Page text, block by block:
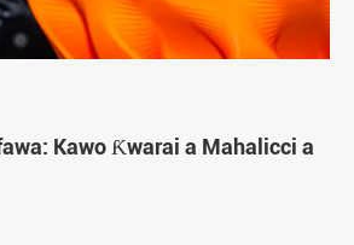
Kawo Ƙwarai a Mahalicci a